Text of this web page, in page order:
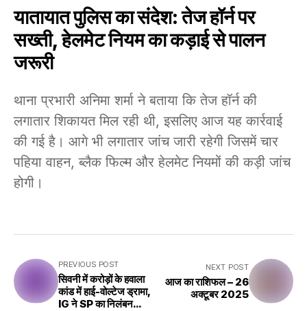
यातायात पुलिस का संदेश: तेज हॉर्न पर
सख्ती, हेलमेट नियम का कड़ाई से पालन
जरूरी
थाना प्रभारी अनिमा शर्मा ने बताया कि तेज हॉर्न की
लगातार शिकायत मिल रही थी, इसलिए आज यह कार्रवाई
की गई है। आगे भी लगातार जांच जारी रहेगी जिसमें चार
पहिया वाहन, ब्लैक फिल्म और हेलमेट नियमों की कड़ी जांच
होगी।
PREVIOUS POST
सिवनी में करोड़ों के हवाला
कांड में हाई-वोल्टेज ड्रामा,
IG ने SP का निलंबन
NEXT POST
आज का राशिफल – 26
अक्टूबर 2025